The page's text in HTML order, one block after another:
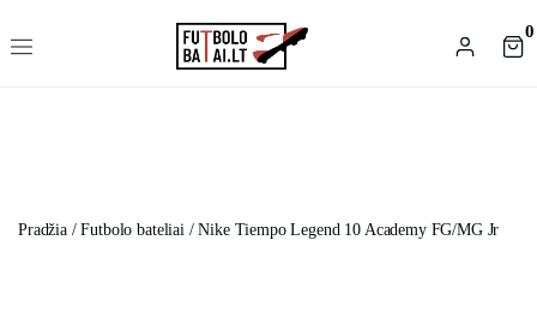
0
Pradžia/Futbolo bateliai/ Nike Tiempo Legend 10 Academy FG/MG Jr